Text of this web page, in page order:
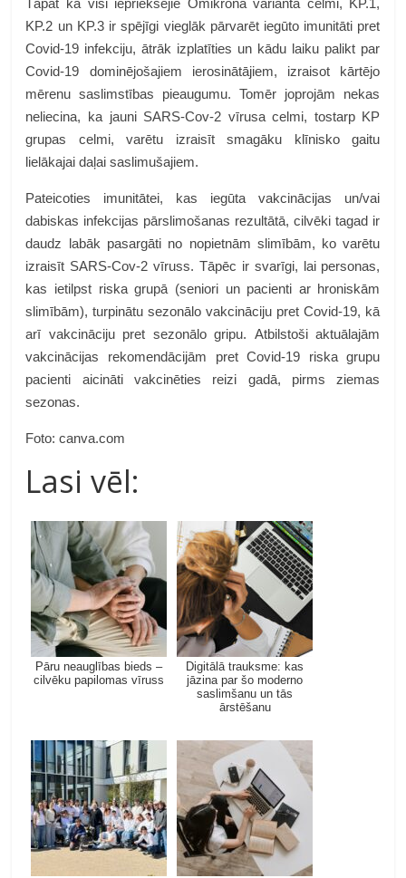
Tāpat kā visi iepriekšējie Omikrona varianta celmi, KP.1,
KP.2 un KP.3 ir spējīgi vieglāk pārvarēt iegūto imunitāti pret
Covid-19 infekciju, ātrāk izplatīties un kādu laiku palikt par
Covid-19 dominējošajiem ierosinātājiem, izraisot kārtējo
mērenu saslimstības pieaugumu. Tomēr joprojām nekas
neliecina, ka jauni SARS-Cov-2 vīrusa celmi, tostarp KP
grupas celmi, varētu izraisīt smagāku klīnisko gaitu
lielākajai daļai saslimušajiem.
Pateicoties imunitātei, kas iegūta vakcinācijas un/vai
dabiskas infekcijas pārslimošanas rezultātā, cilvēki tagad ir
daudz labāk pasargāti no nopietnām slimībām, ko varētu
izraisīt SARS-Cov-2 vīruss. Tāpēc ir svarīgi, lai personas,
kas ietilpst riska grupā (seniori un pacienti ar hroniskām
slimībām), turpinātu sezonālo vakcināciju pret Covid-19, kā
arī vakcināciju pret sezonālo gripu. Atbilstoši aktuālajām
vakcinācijas rekomendācijām pret Covid-19 riska grupu
pacienti aicināti vakcinēties reizi gadā, pirms ziemas
sezonas.
Foto: canva.com
Lasi vēl:
Pāru neauglības bieds –
cilvēku papilomas vīruss
Digitālā trauksme: kas
jāzina par šo moderno
saslimšanu un tās
ārstēšanu